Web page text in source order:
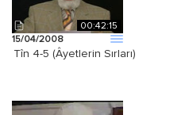
00:42:15
15/04/2008
Tîn 4-5 (Âyetlerin Sırları)